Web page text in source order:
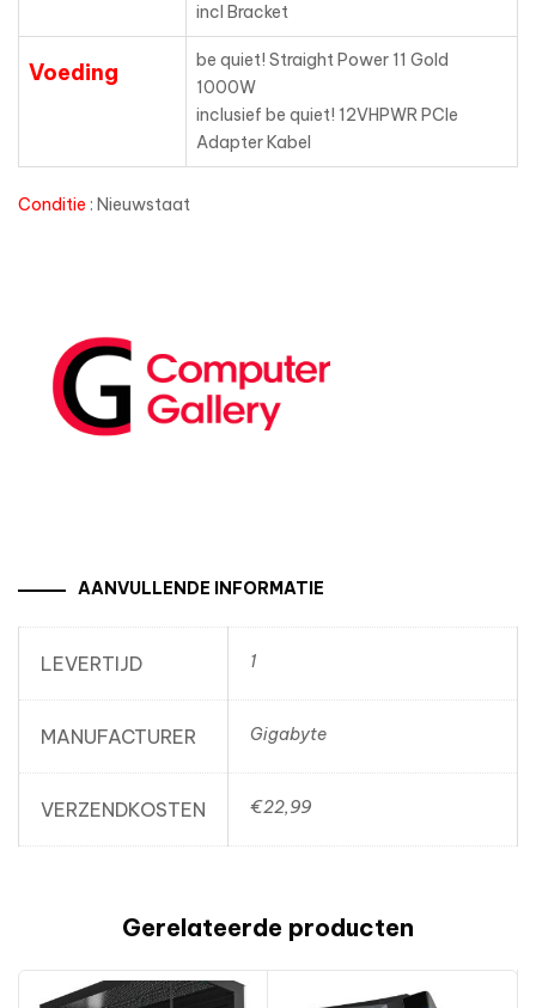
incl Bracket
Voeding
be quiet! Straight Power 11 Gold
1000W
inclusief be quiet! 12VHPWR PCIe
Adapter Kabel
Conditie : Nieuwstaat
AANVULLENDE INFORMATIE
LEVERTIJD 1
MANUFACTURER Gigabyte
VERZENDKOSTEN €22,99
Gerelateerde producten